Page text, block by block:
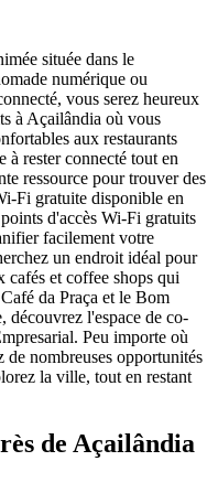
située dans le
numérique ou
vous serez heureux
à Açailândia où vous
aux restaurants
à rester connecté tout en
ressource pour trouver des
Fi gratuite disponible en
d'accès Wi-Fi gratuits
facilement votre
un endroit idéal pour
et coffee shops qui
da Praça et le Bom
découvrez l'espace de co-
Peu importe où
nombreuses opportunités
la ville, tout en restant
de Açailândia